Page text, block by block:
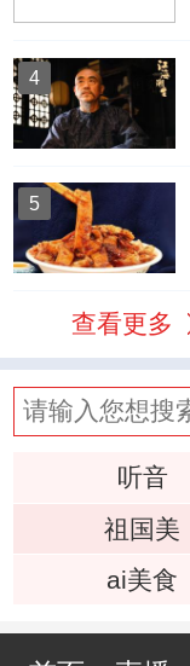
4
5
查看更多
听音
祖国美
ai美食